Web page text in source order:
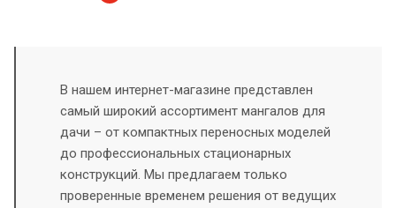
В нашем интернет-магазине представлен
самый широкий ассортимент мангалов для
дачи – от компактных переносных моделей
до профессиональных стационарных
конструкций. Мы предлагаем только
проверенные временем решения от ведущих